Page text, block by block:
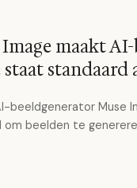
maakt
staat standaard
beeldgenerator Muse
beelden te